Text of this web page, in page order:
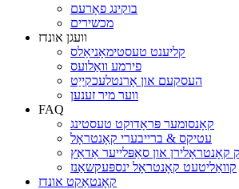
בוקינג פאָרעם
מכשירים
וועגן אונדז
קליענט טעסטימאָניאַלס
פירמע וואַלועס
העסקעם און אָרנטלעכקייַט
ווער מיר זענען
FAQ
קאָנסומער פּראָדוקט טעסטינג
עטיקס & ברייבערי קאָנטראָל
קאָנטראָלירן און סאַפּלייער אַדאַץ
קוואַליטעט קאָנטראָל ינספּעקשאַנז
קאָנטאַקט אונדז